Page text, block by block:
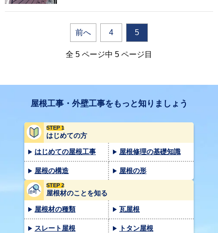
前へ 4 5
全 5 ページ中 5 ページ目
屋根工事・外壁工事をもっと知りましょう
STEP 1
はじめての方
はじめての屋根工事 屋根修理の基礎知識
屋根の構造 屋根の形
STEP 2
屋根材のことを知る
屋根材の種類 瓦屋根
スレート屋根 トタン屋根